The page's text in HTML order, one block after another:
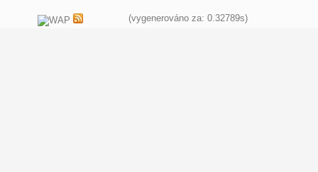
(vygenerováno za: 0.32789s)